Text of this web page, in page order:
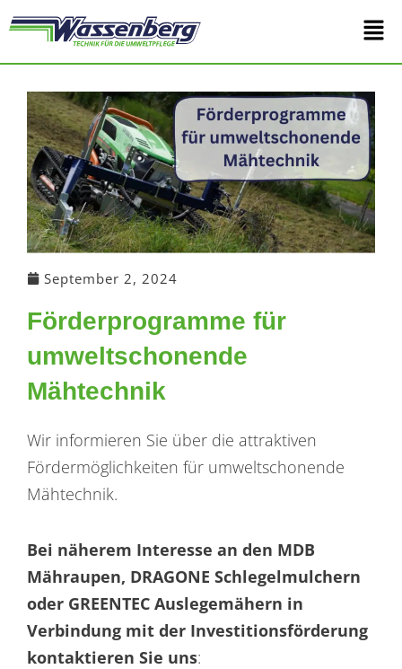
Inhalt
springen
Main
September 2, 2024
Förderprogramme für
umweltschonende
Mähtechnik
Wir informieren Sie über die attraktiven
Fördermöglichkeiten für umweltschonende
Mähtechnik.
Bei näherem Interesse an den MDB
Mähraupen, DRAGONE Schlegelmulchern
oder GREENTEC Auslegemähern in
Verbindung mit der Investitionsförderung
kontaktieren Sie uns: